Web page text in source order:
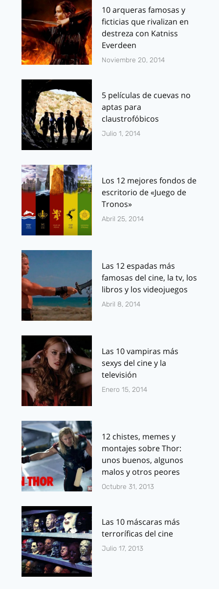
10 arqueras famosas y
ficticias que rivalizan en
destreza con Katniss
Everdeen
Noviembre 20, 2014
5 películas de cuevas no
aptas para
claustrofóbicos
Julio 1, 2014
Los 12 mejores fondos de
escritorio de «Juego de
Tronos»
Abril 25, 2014
Las 12 espadas más
famosas del cine, la tv, los
libros y los videojuegos
Abril 8, 2014
Las 10 vampiras más
sexys del cine y la
televisión
Enero 15, 2014
12 chistes, memes y
montajes sobre Thor:
unos buenos, algunos
malos y otros peores
Octubre 31, 2013
Las 10 máscaras más
terroríficas del cine
Julio 17, 2013